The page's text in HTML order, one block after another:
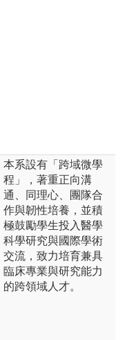
本系設有「跨域微學
程」，著重正向溝
通、同理心、團隊合
作與韌性培養，並積
極鼓勵學生投入醫學
科學研究與國際學術
交流，致力培育兼具
臨床專業與研究能力
的跨領域人才。